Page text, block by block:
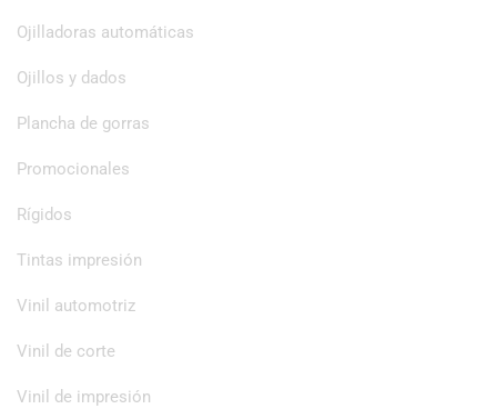
Ojilladoras automáticas
Ojillos y dados
Plancha de gorras
Promocionales
Rígidos
Tintas impresión
Vinil automotriz
Vinil de corte
Vinil de impresión